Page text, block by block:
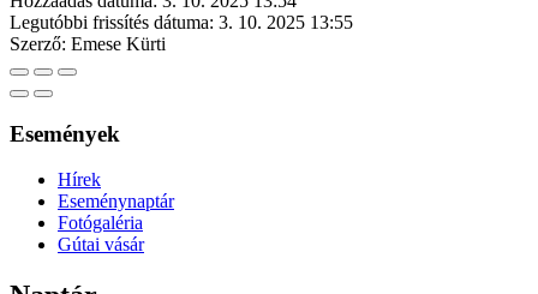
Legutóbbi frissítés dátuma: 3. 10. 2025 13:55
Szerző: Emese Kürti
Események
Hírek
Eseménynaptár
Fotógaléria
Gútai vásár